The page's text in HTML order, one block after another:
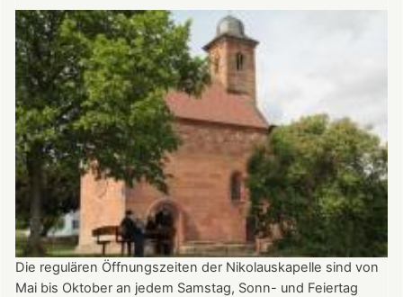
Die regulären Öffnungszeiten der Nikolauskapelle sind von
Mai bis Oktober an jedem Samstag, Sonn- und Feiertag